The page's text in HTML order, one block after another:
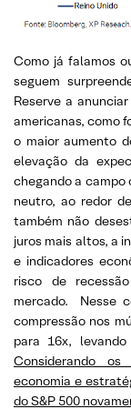
Como já falamos
seguem
Reserve a
americanas, como
o maior aumento
elevação da
chegando a campo
neutro, ao redor
também não
juros mais altos, a
e indicadores
risco de
mercado. Nesse
compressão nos
para 16x,
Considerando
economia e
do S&P 500